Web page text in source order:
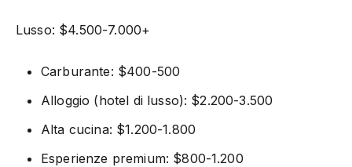
Lusso: $4.500-7.000+
Carburante: $400-500
Alloggio (hotel di lusso): $2.200-3.500
Alta cucina: $1.200-1.800
Esperienze premium: $800-1.200